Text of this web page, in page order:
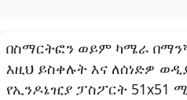
በስማርትፎን ወይም ካሜራ
እዚህ ይስቀሉት እና ለሰነድዎ
የኢንዶኔዢያ ፓስፖርት 51x51